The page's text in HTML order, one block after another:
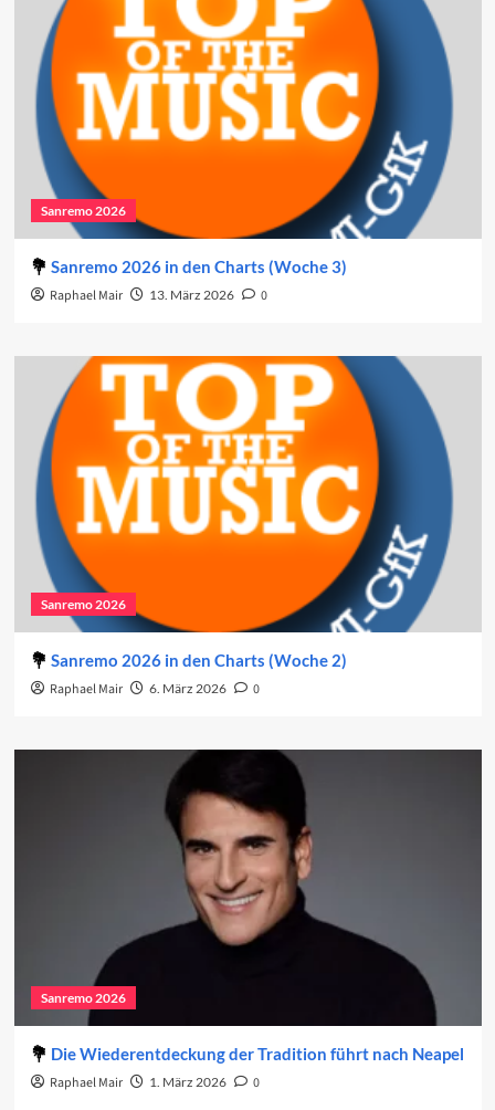
Sanremo 2026
Sanremo 2026 in den Charts (Woche 3)
Raphael Mair 13. März 2026 0
Sanremo 2026
Sanremo 2026 in den Charts (Woche 2)
Raphael Mair 6. März 2026 0
Sanremo 2026
Die Wiederentdeckung der Tradition führt nach Neapel
Raphael Mair 1. März 2026 0